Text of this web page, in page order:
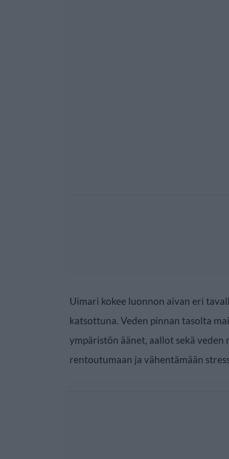
Uimari kokee luonnon aivan eri
katsottuna. Veden pinnan tasolta
ympäristön äänet, aallot sekä
rentoutumaan ja vähentämään